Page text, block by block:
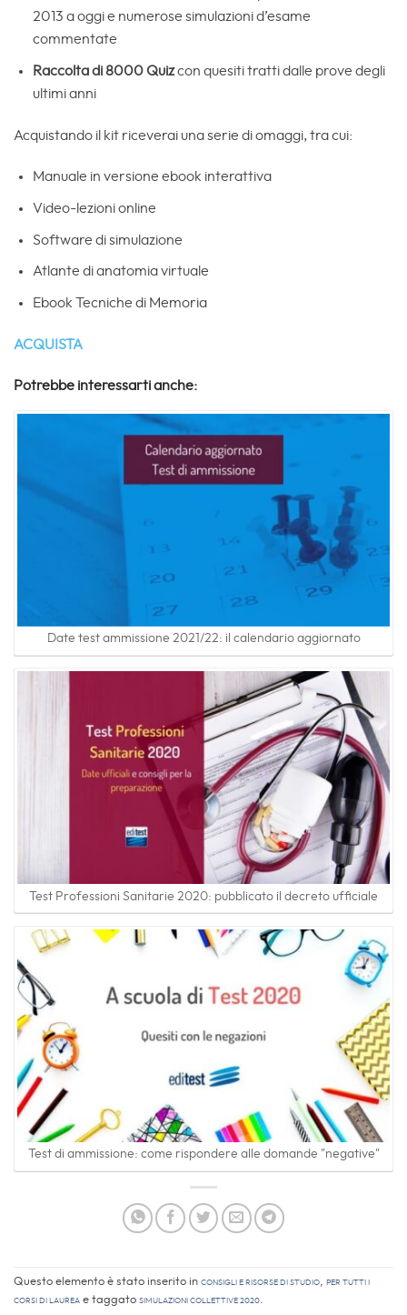
2013 a oggi e numerose simulazioni d’esame
commentate
Raccolta di 8000 Quizcon quesiti tratti dalle prove degli
ultimi anni
Acquistando il kit riceverai una serie di omaggi, tra cui:
Manuale in versione ebook interattiva
Video-lezioni online
Software di simulazione
Atlante di anatomia virtuale
Ebook Tecniche di Memoria
ACQUISTA
Potrebbe interessarti anche:
Date test ammissione 2021/22: il calendario aggiornato
Test Professioni Sanitarie 2020: pubblicato il decreto ufficiale
Test di ammissione: come rispondere alle domande "negative"
Questo elemento è stato inserito in Consigli e Risorse di studio, Per tutti i
corsi di laurea e taggato simulazioni collettive 2020.